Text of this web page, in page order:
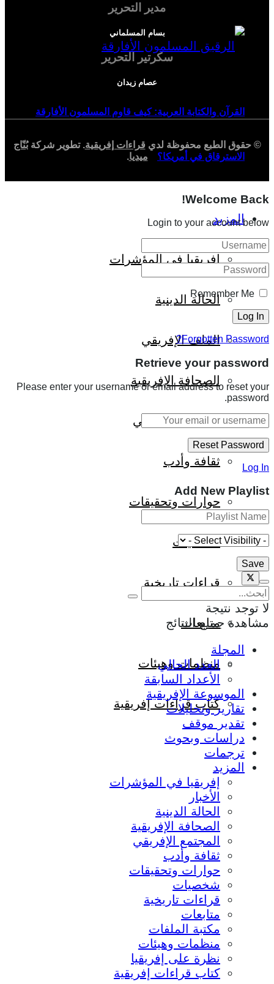
القرآن والكتابة العربية: كيف قاوم المسلمون الأفارقة
الاسترقاق في أمريكا؟
المزيد
إفريقيا في المؤشرات
الحالة الدينية
الملف الإفريقي
الصحافة الإفريقية
المجتمع الإفريقي
ثقافة وأدب
حوارات وتحقيقات
شخصيات
قراءات تاريخية
متابعات
منظمات وهيئات
كتاب قراءات إفريقية
مدير التحرير
بسام المسلماني
سكرتير التحرير
عصام زيدان
© حقوق الطبع محفوظة لدي قراءات إفريقية. تطوير شركةبُنّاج
ميديا.
Welcome Back!
Login to your account below
Remember Me
Forgotten Password?
Retrieve your password
Please enter your username or email address to reset your
password.
Log In
Add New Playlist
لا توجد نتيجة
مشاهدة جميع النتائج
المجلة
العدد الحالي
الأعداد السابقة
الموسوعة الإفريقية
تقارير وتحليلات
تقدير موقف
دراسات وبحوث
ترجمات
المزيد
إفريقيا في المؤشرات
الأخبار
الحالة الدينية
الصحافة الإفريقية
المجتمع الإفريقي
ثقافة وأدب
حوارات وتحقيقات
شخصيات
قراءات تاريخية
متابعات
مكتبة الملفات
منظمات وهيئات
نظرة على إفريقيا
كتاب قراءات إفريقية